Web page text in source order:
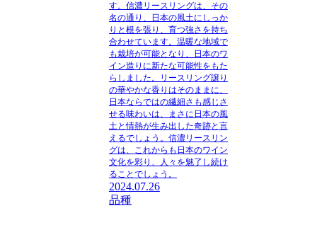
す。信濃リースリングは、その
名の通り、日本の風土にしっか
りと根を張り、育つ強さを持ち
合わせています。温暖な地域で
も栽培が可能となり、日本のワ
イン造りに新たな可能性をもた
らしました。リースリング譲り
の華やかな香りはそのままに、
日本ならではの繊細さも感じさ
せる味わいは、まさに日本の風
土と情熱が生み出した奇跡と言
えるでしょう。信濃リースリン
グは、これからも日本のワイン
文化を彩り、人々を魅了し続け
ることでしょう。
2024.07.26
品種